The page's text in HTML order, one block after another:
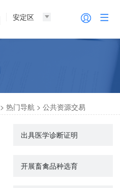
安定区
>热门导航 >公共资源交易
出具医学诊断证明
开展畜禽品种选育